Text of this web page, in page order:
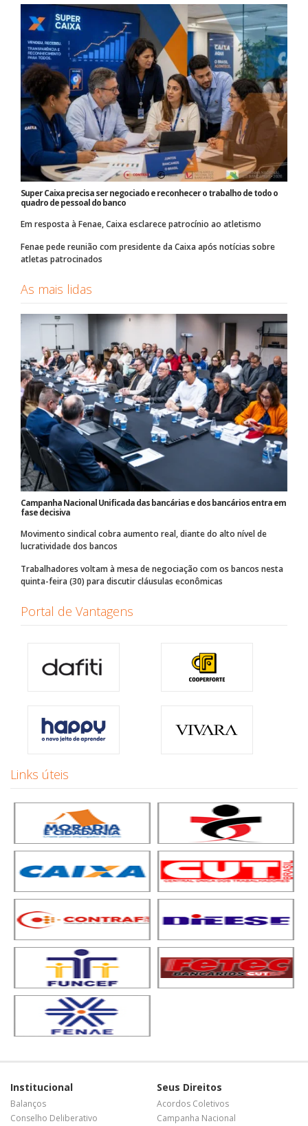
Super Caixa precisa ser negociado e reconhecer o trabalho de todo o
quadro de pessoal do banco
Em resposta à Fenae, Caixa esclarece patrocínio ao atletismo
Fenae pede reunião com presidente da Caixa após notícias sobre
atletas patrocinados
As mais lidas
Campanha Nacional Unificada das bancárias e dos bancários entra em
fase decisiva
Movimento sindical cobra aumento real, diante do alto nível de
lucratividade dos bancos
Trabalhadores voltam à mesa de negociação com os bancos nesta
quinta-feira (30) para discutir cláusulas econômicas
Portal de Vantagens
Links úteis
Institucional
Balanços
Conselho Deliberativo
Seus Direitos
Acordos Coletivos
Campanha Nacional